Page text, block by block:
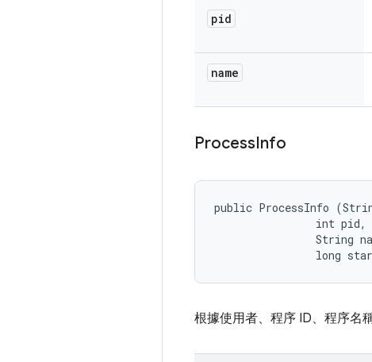
pid
name
ProcessInfo
public ProcessInfo
                int pid,
String
long
根據使用者、程序 ID、程序名